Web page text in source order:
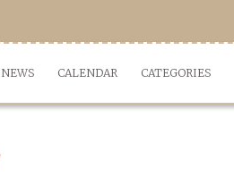
NEWS CALENDAR CATEGORIES